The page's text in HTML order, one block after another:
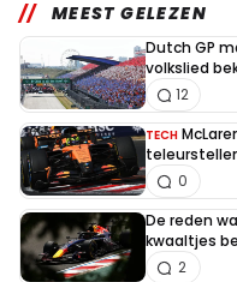
MEEST GELEZEN
Dutch GP
volkslied
12
TECH
0
De reden
kwaaltjes
2